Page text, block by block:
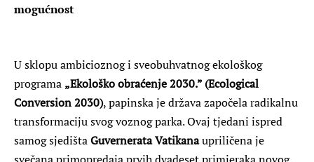
mogućnost
U sklopu ambicioznog i sveobuhvatnog ekološkog
programa „Ekološko obraćenje 2030.” (Ecological
Conversion 2030), papinska je država započela radikalnu
transformaciju svog voznog parka. Ovaj tjedani ispred
samog sjedištaGuvernerata Vatikanaupriličena je